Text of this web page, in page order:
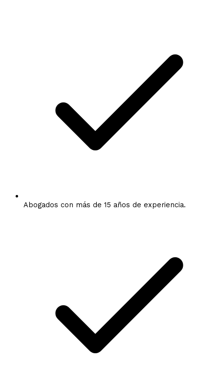
Abogados con más de 15 años de experiencia.